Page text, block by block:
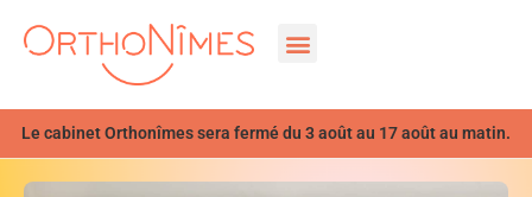
Le cabinet Orthonîmes sera fermé du 3 août au 17 août au matin.